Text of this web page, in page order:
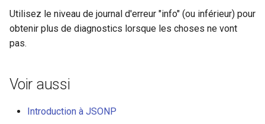
redis-util
redis
repl
reqargs
Utilisez le niveau de journal d'erreur "info" (ou inférieur) pour
obtenir plus de diagnostics lorsque les choses ne vont
pas.
Voir aussi
Introduction à JSONP